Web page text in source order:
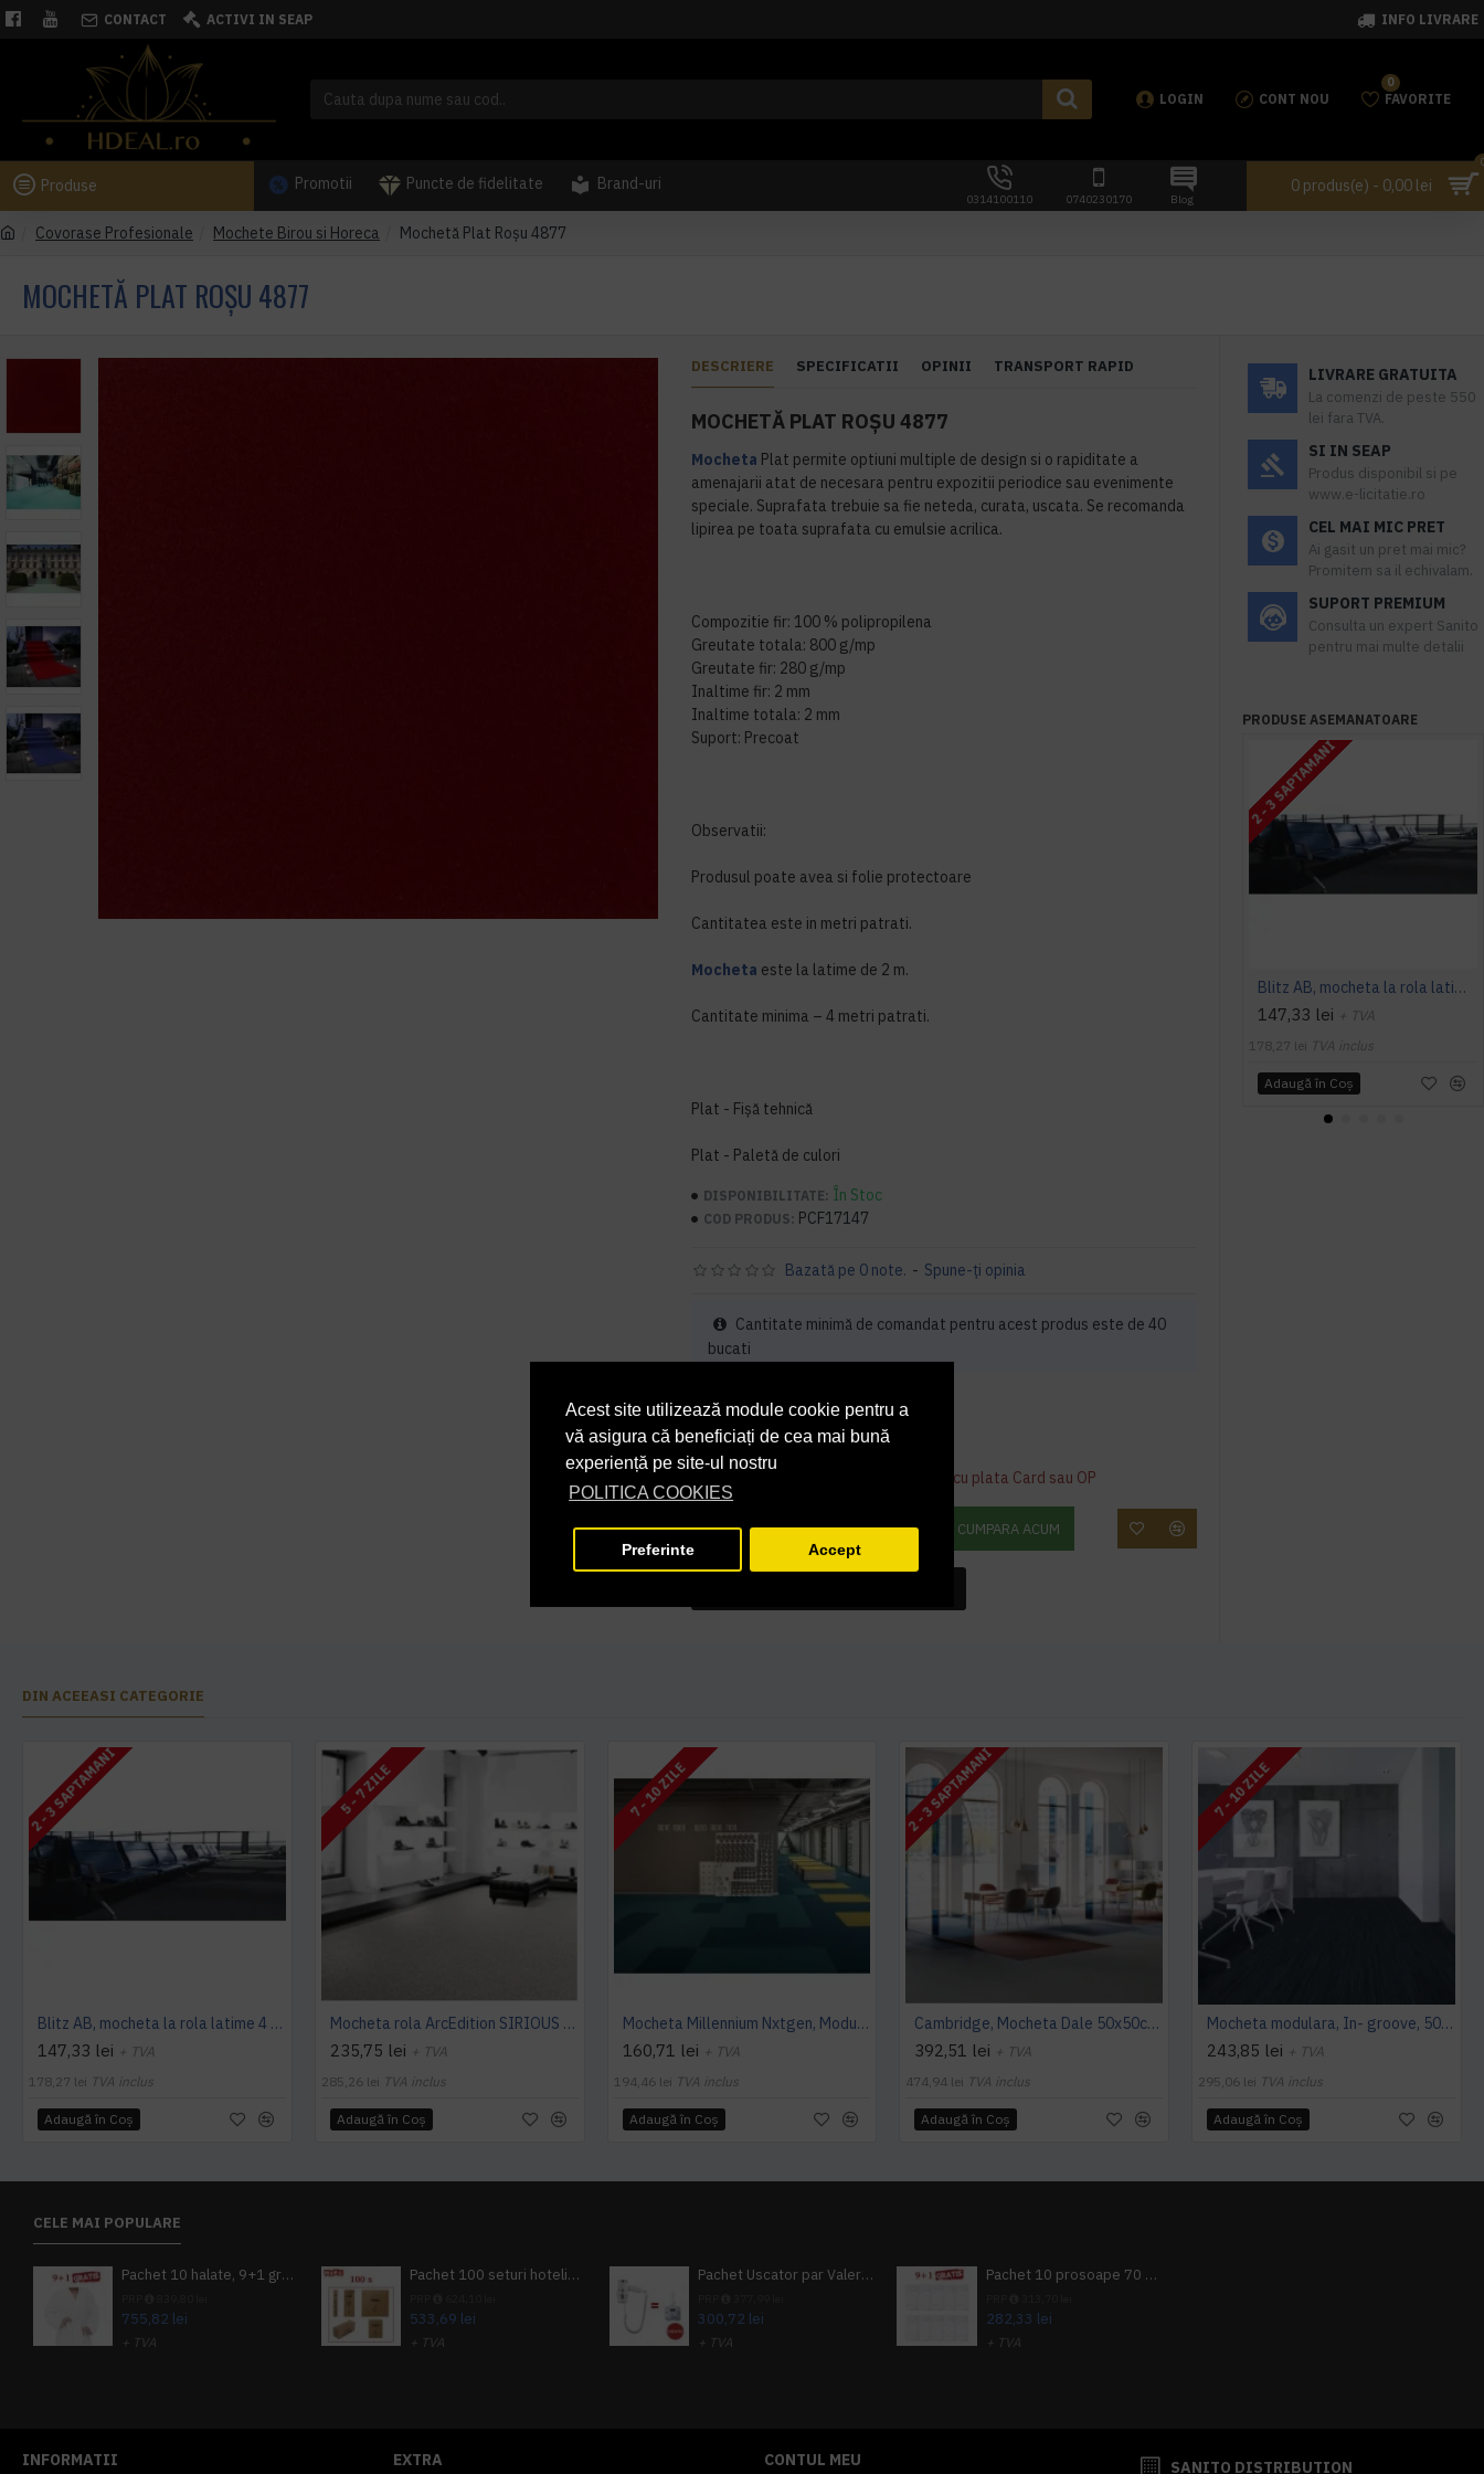
Acest site utilizează module cookie pentru a
vă asigura că beneficiați de cea mai bună
experiență pe site-ul nostru
POLITICA COOKIES
Preferinte Accept
CONTACT ACTIVI IN SEAP INFO LIVRARE
LOGIN CONT NOU FAVORITE
0
Produse Promotii Puncte de fidelitate Brand-uri
0314100110 0740230170 Blog
0 produs(e) - 0,00 lei
Covorase Profesionale Mochete Birou si Horeca Mochetă Plat Roșu 4877
MOCHETĂ PLAT ROȘU 4877
DESCRIERE SPECIFICATII OPINII TRANSPORT RAPID
MOCHETĂ PLAT ROȘU 4877
Mocheta Plat permite optiuni multiple de design si o rapiditate a
amenajarii atat de necesara pentru expozitii periodice sau evenimente
speciale. Suprafata trebuie sa fie neteda, curata, uscata. Se recomanda
lipirea pe toata suprafata cu emulsie acrilica.
Compozitie fir: 100 % polipropilena
Greutate totala: 800 g/mp
Greutate fir: 280 g/mp
Inaltime fir: 2 mm
Inaltime totala: 2 mm
Suport: Precoat
Observatii:
Produsul poate avea si folie protectoare
Cantitatea este in metri patrati.
Mocheta este la latime de 2 m.
Cantitate minima – 4 metri patrati.
Plat - Fișă tehnică
Plat - Paletă de culori
DISPONIBILITATE: În Stoc
COD PRODUS: PCF17147
Bazată pe 0 note. - Spune-ţi opinia
21,59 lei+ TVA
26,12 leiTVA inclus
Acest produs se poate comanda doar cu plata Card sau OP
ADAUGĂ ÎN COŞ CUMPARA ACUM
Cantitate minimă de comandat pentru acest produs este de 40
bucati
LIVRARE GRATUITA
La comenzi de peste 550
lei fara TVA.
SI IN SEAP
Produs disponibil si pe
www.e-licitatie.ro
CEL MAI MIC PRET
Ai gasit un pret mai mic?
Promitem sa il echivalam.
SUPORT PREMIUM
Consulta un expert Sanito
pentru mai multe detalii
PRODUSE ASEMANATOARE
2 - 3 SAPTAMANI
Blitz AB, mocheta la rola latime 4 m, Balta Industries
147,33 lei + TVA
178,27 lei TVA inclus
Adaugă în Coş
DIN ACEEASI CATEGORIE
2 - 3 SAPTAMANI
Blitz AB, mocheta la rola latime 4 m, Balta Industries
147,33 lei + TVA
178,27 lei TVA inclus
Adaugă în Coş
5 - 7 ZILE
Mocheta rola ArcEdition SIRIOUS AB
235,75 lei + TVA
285,26 lei TVA inclus
Adaugă în Coş
7 - 10 ZILE
Mocheta Millennium Nxtgen, Modulyss
160,71 lei + TVA
194,46 lei TVA inclus
Adaugă în Coş
2 - 3 SAPTAMANI
Cambridge, Mocheta Dale 50x50cm, Modulyss
392,51 lei + TVA
474,94 lei TVA inclus
Adaugă în Coş
7 - 10 ZILE
Mocheta modulara, In- groove, 50 x 50 cm, Modulyss
243,85 lei + TVA
295,06 lei TVA inclus
Adaugă în Coş
CELE MAI POPULARE
Pachet 10 halate, 9+1 gratuit
755,82 lei
+ TVA
Pachet 100 seturi hoteliere, set dentar, set barbierit, casca de dus, pila unghii, set cusut
533,69 lei
+ TVA
Pachet Uscator par Valera Action Super Plus + GRATUIT Sampon si gel de dus Tork
300,72 lei
+ TVA
Pachet 10 prosoape 70 x 140cm 9 + 1 gratuit
282,33 lei
+ TVA
INFORMATII EXTRA CONTUL MEU SANITO DISTRIBUTION